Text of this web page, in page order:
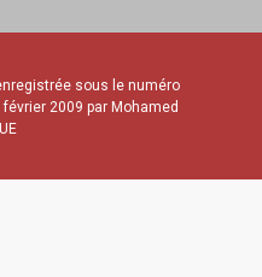
sous le numéro
2009 par Mohamed